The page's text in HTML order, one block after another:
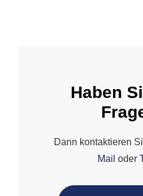
Haben
Dann kontaktieren
Mail oder